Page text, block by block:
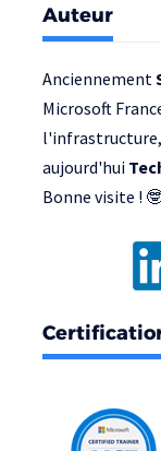
Auteur
Anciennement
Microsoft
l'infrastructure,
aujourd'hui
Bonne visite !